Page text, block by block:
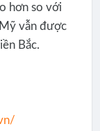
hơn so với
vẫn được
Bắc.